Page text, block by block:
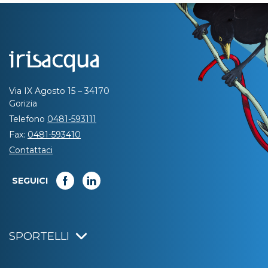
Via IX Agosto 15 – 34170
Gorizia
Telefono 0481-593111
Fax: 0481-593410
Contattaci
SEGUICI
SPORTELLI